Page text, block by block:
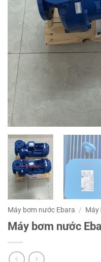
Máy bơm nước Ebara / Máy
Máy bơm nước